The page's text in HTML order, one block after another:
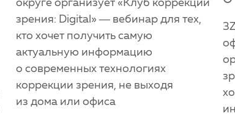
зрения: Digital» — вебинар для тех,
кто хочет получить самую
актуальную информацию
о современных технологиях
коррекции зрения, не выходя
из дома или офиса